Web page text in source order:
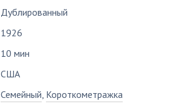
Дублированный
1926
10 мин
США
Семейный, Короткометражка